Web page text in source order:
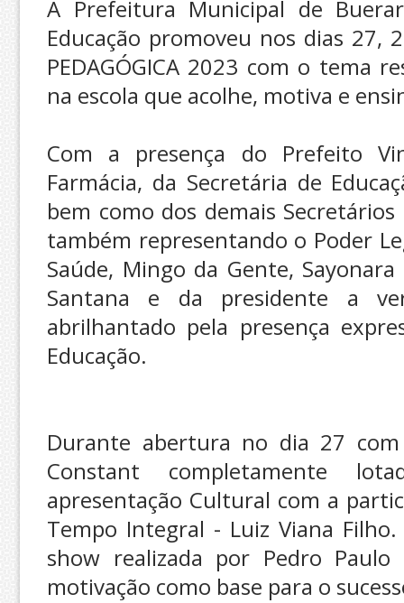
A Prefeitura Municipal de
Educação promoveu nos dias 27,
PEDAGÓGICA 2023 com o tema
na escola que acolhe, motiva e
Com a presença do Prefeito
Farmácia, da Secretária de
bem como dos demais
também representando o Poder
Saúde, Mingo da Gente,
Santana e da presidente a
abrilhantado pela presença
Educação.
Durante abertura no dia 27
Constant completamente
apresentação Cultural com a
Tempo Integral - Luiz Viana
show realizada por Pedro
motivação como base para o